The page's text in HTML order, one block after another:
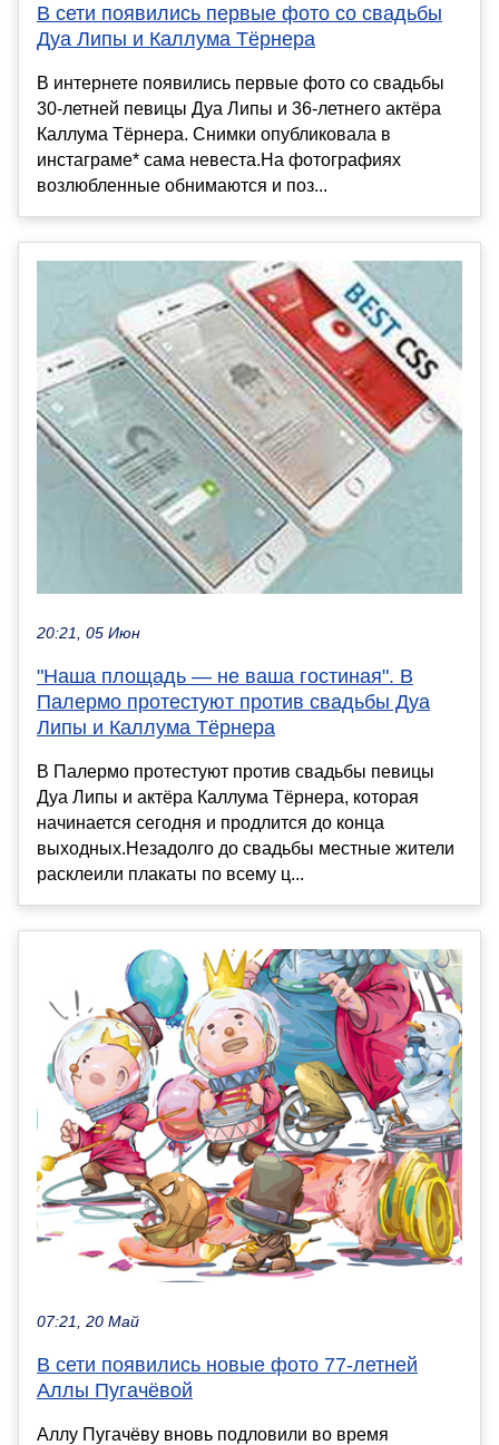
В сети появились первые фото со свадьбы
Дуа Липы и Каллума Тёрнера
В интернете появились первые фото со свадьбы
30-летней певицы Дуа Липы и 36-летнего актёра
Каллума Тёрнера. Снимки опубликовала в
инстаграме* сама невеста.На фотографиях
возлюбленные обнимаются и поз...
20:21, 05 Июн
"Наша площадь — не ваша гостиная". В
Палермо протестуют против свадьбы Дуа
Липы и Каллума Тёрнера
В Палермо протестуют против свадьбы певицы
Дуа Липы и актёра Каллума Тёрнера, которая
начинается сегодня и продлится до конца
выходных.Незадолго до свадьбы местные жители
расклеили плакаты по всему ц...
07:21, 20 Май
В сети появились новые фото 77-летней
Аллы Пугачёвой
Аллу Пугачёву вновь подловили во время